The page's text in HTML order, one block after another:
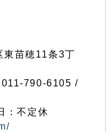
苗穂11条3丁
790-6105 /
：不定休